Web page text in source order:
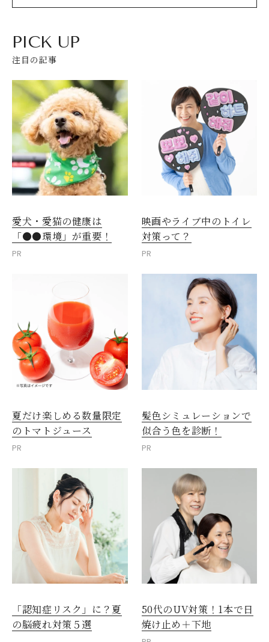
PICK UP
注目の記事
愛犬・愛猫の健康は
「●●環境」が重要！
PR
映画やライブ中のトイレ
対策って？
PR
夏だけ楽しめる数量限定
のトマトジュース
PR
髪色シミュレーションで
似合う色を診断！
PR
「認知症リスク」に？夏
の脳疲れ対策５選
50代のUV対策！1本で日
焼け止め＋下地